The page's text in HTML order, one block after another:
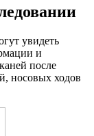
увидеть
и
после
носовых ходов